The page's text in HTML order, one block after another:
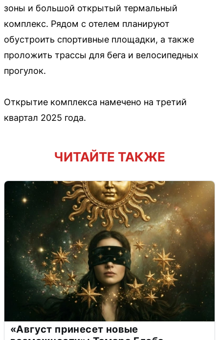
зоны и большой открытый термальный
комплекс. Рядом с отелем планируют
обустроить спортивные площадки, а также
проложить трассы для бега и велосипедных
прогулок.
Открытие комплекса намечено на третий
квартал 2025 года.
ЧИТАЙТЕ ТАКЖЕ
«Август принесет новые